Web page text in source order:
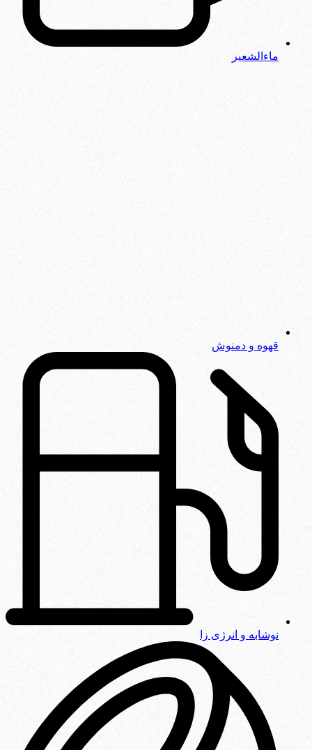
ماءالشعیر
قهوه و دمنوش
نوشابه و انرژی زا